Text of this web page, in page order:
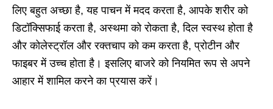
लिए बहुत अच्छा है, यह पाचन में मदद करता है, आपके शरीर को
डिटॉक्सिफाई करता है, अस्थमा को रोकता है, दिल स्वस्थ होता है
और कोलेस्ट्रॉल और रक्तचाप को कम करता है, प्रोटीन और
फाइबर में उच्च होता है। इसलिए बाजरे को नियमित रूप से अपने
आहार में शामिल करने का प्रयास करें।